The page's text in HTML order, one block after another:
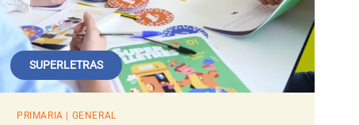
SUPERLETRAS
PRIMARIA | GENERAL